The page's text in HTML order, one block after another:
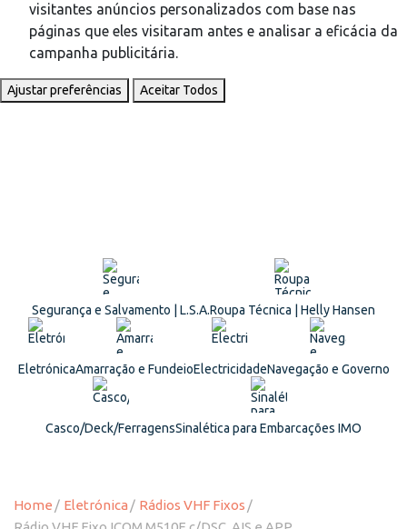
visitantes anúncios personalizados com base nas
páginas que eles visitaram antes e analisar a eficácia da
campanha publicitária.
Ajustar preferências Aceitar Todos
Segurança e Salvamento | L.S.A.Roupa Técnica | Helly Hansen
EletrónicaAmarração e FundeioElectricidadeNavegação e Governo
Casco/Deck/FerragensSinalética para Embarcações IMO
Home Eletrónica
Rádios VHF Fixos